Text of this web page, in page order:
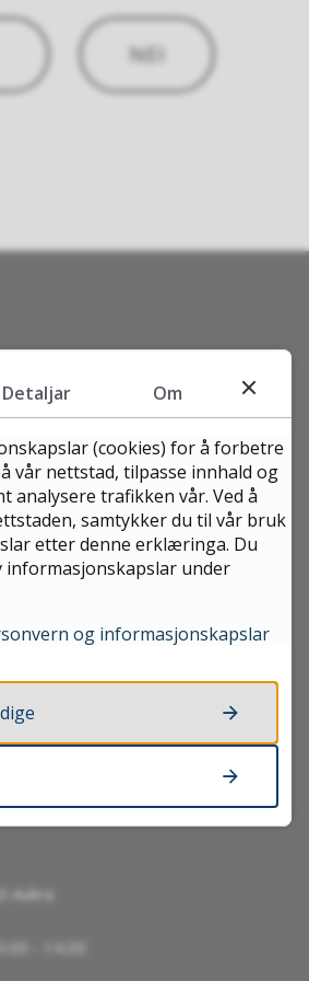
NEI
Aukra
post til kommunen
964 981 337
Aukra
- 14.00
Detaljar Om
(cookies) for å forbetre
vår nettstad, tilpasse innhald og
analysere trafikken vår. Ved å
samtykker du til vår bruk
etter denne erklæringa. Du
informasjonskapslar under
og informasjonskapslar